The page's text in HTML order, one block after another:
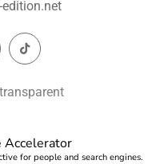
Accelerator
for people and search engines.